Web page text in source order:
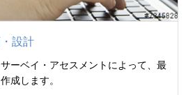
設計
ーベイ・アセスメントによって、最
成します。